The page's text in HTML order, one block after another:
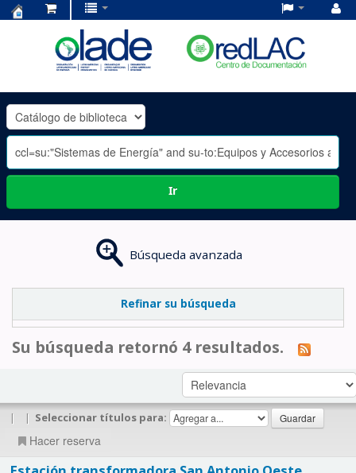
OLADE
-
Ir
Búsqueda avanzada
Refinar su búsqueda
Su búsqueda retornó 4 resultados.
| | Seleccionar títulos para:
Hacer reserva